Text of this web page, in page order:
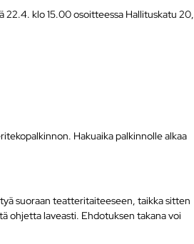
22.4. klo 15.00 osoitteessa Hallituskatu 20,
Hakuaika palkinnolle alkaa
suoraan teatteritaiteeseen, taikka sitten
ohjetta laveasti. Ehdotuksen takana voi